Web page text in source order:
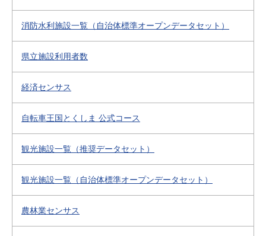
消防水利施設一覧（自治体標準オープンデータセット）
県立施設利用者数
経済センサス
自転車王国とくしま 公式コース
観光施設一覧（推奨データセット）
観光施設一覧（自治体標準オープンデータセット）
農林業センサス